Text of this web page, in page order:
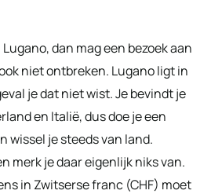
dan mag een bezoek aan
niet ontbreken. Lugano ligt in
je dat niet wist. Je bevindt je
en Italië, dus doe je een
wissel je steeds van land.
merk je daar eigenlijk niks van.
in Zwitserse franc (CHF) moet